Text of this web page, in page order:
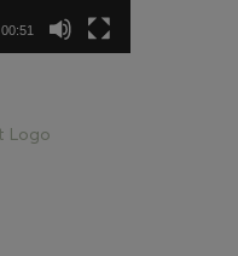
00:51